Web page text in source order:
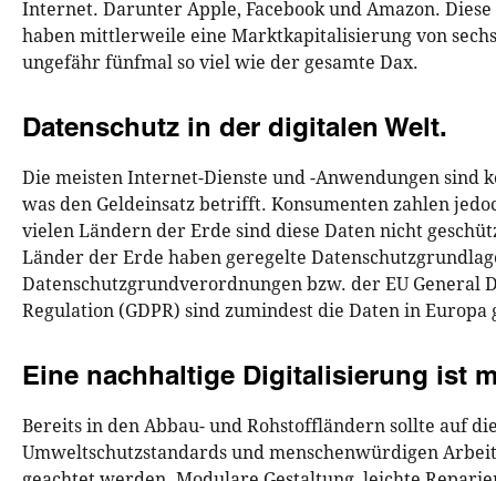
Internet. Darunter Apple, Facebook und Amazon.
haben mittlerweile eine Marktkapitalisierung von
ungefähr fünfmal so viel wie der gesamte Dax.
Datenschutz in der digitalen Welt.
Die meisten Internet-Dienste und -Anwendungen sind
was den Geldeinsatz betrifft. Konsumenten zahlen
vielen Ländern der Erde sind diese Daten nicht
Länder der Erde haben geregelte
Datenschutzgrundverordnungen bzw. der EU General
Regulation (GDPR) sind zumindest die Daten in Europa
Eine nachhaltige Digitalisierung ist
Bereits in den Abbau- und Rohstoffländern sollte auf
Umweltschutzstandards und menschenwürdigen